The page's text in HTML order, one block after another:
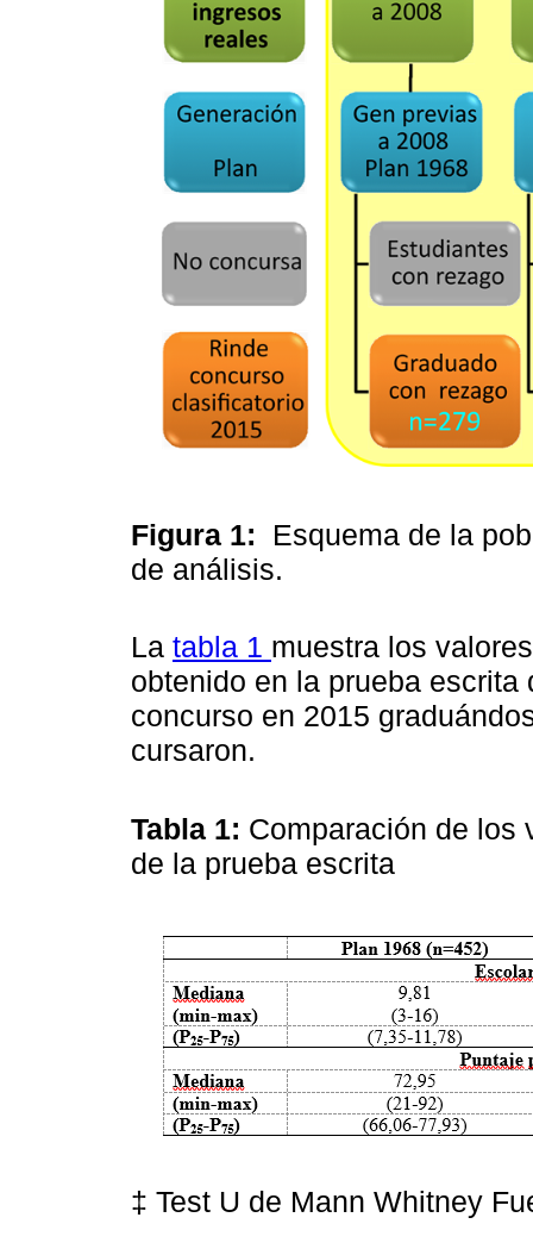
Figura 1: Esquema de la
de análisis.
La tabla 1 muestra los
obtenido en la prueba
concurso en 2015
cursaron.
Tabla 1: Comparación de los
de la prueba escrita
‡ Test U de Mann Whitney